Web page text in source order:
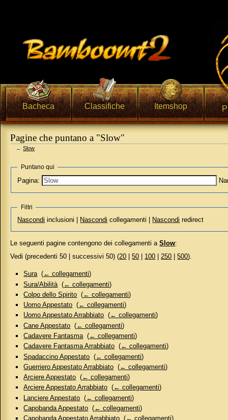
Bacheca Classifiche Itemshop
Pagine che puntano a "Slow"
←Slow
Puntano qui
Pagina:
Filtri
Nascondi inclusioni | Nascondi collegamenti | Nascondi redirect
Le seguenti pagine contengono dei collegamenti aSlow:
Vedi (precedenti 50 | successivi 50) (20 |50 | 100 | 250 |500).
Sura‎(← collegamenti)
Sura/Abilità ‎(← collegamenti)
Colpo dello Spirito ‎(← collegamenti)
Uomo Appestato ‎(← collegamenti)
Uomo Appestato Arrabbiato ‎(← collegamenti)
Cane Appestato ‎(← collegamenti)
Cadavere Fantasma ‎(← collegamenti)
Cadavere Fantasma Arrabbiato ‎(← collegamenti)
Spadaccino Appestato ‎(← collegamenti)
Guerriero Appestato Arrabbiato ‎(← collegamenti)
Arciere Appestato ‎(← collegamenti)
Arciere Appestato Arrabbiato ‎(← collegamenti)
Lanciere Appestato ‎(← collegamenti)
Capobanda Appestato ‎(← collegamenti)
Capobanda Appestato Arrabbiato ‎(← collegamenti)